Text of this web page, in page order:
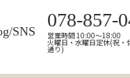
SNS
078-857-
営業時間 10:00～18:00
火曜日・水曜日定休(祝・
通り)